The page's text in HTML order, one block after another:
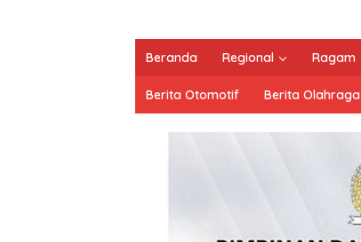
Beranda Regional Ragam
Berita Otomotif Berita Olahraga